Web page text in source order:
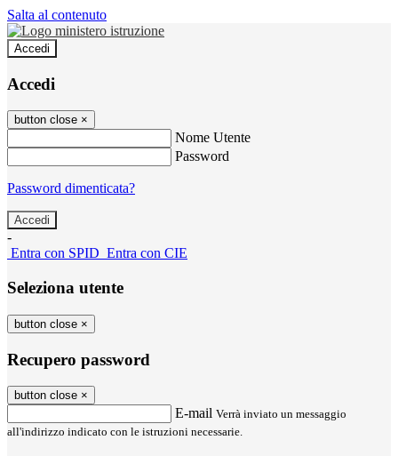
Salta al contenuto
Accedi
Accedi
button close ×
Nome Utente
Password
Password dimenticata?
-
Entra con SPID Entra con CIE
Seleziona utente
button close ×
Recupero password
button close ×
E-mail Verrà inviato un messaggio
all'indirizzo indicato con le istruzioni necessarie.